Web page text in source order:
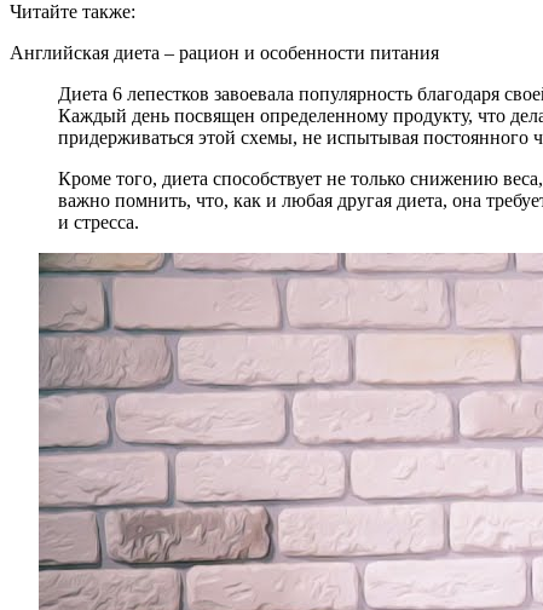
Читайте также:
Английская диета – рацион и особенности питания
Диета 6 лепестков завоевала популярность благодаря
Каждый день посвящен определенному продукту, что
придерживаться этой схемы, не испытывая постоянного
Кроме того, диета способствует не только снижению
важно помнить, что, как и любая другая диета, она
и стресса.